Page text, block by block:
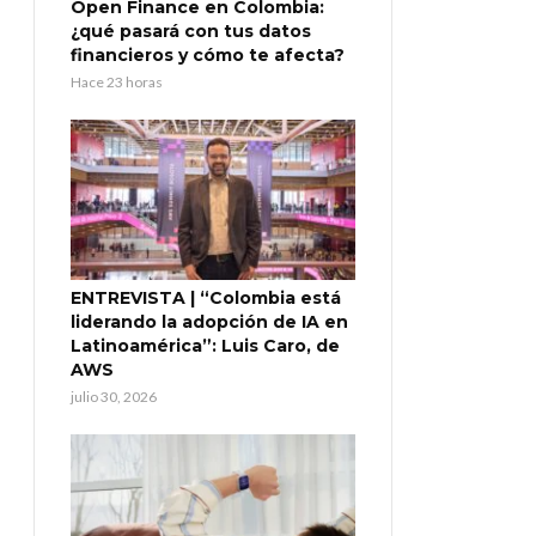
Open Finance en Colombia:
¿qué pasará con tus datos
financieros y cómo te afecta?
Hace 23 horas
ENTREVISTA | “Colombia está
liderando la adopción de IA en
Latinoamérica”: Luis Caro, de
AWS
julio 30, 2026